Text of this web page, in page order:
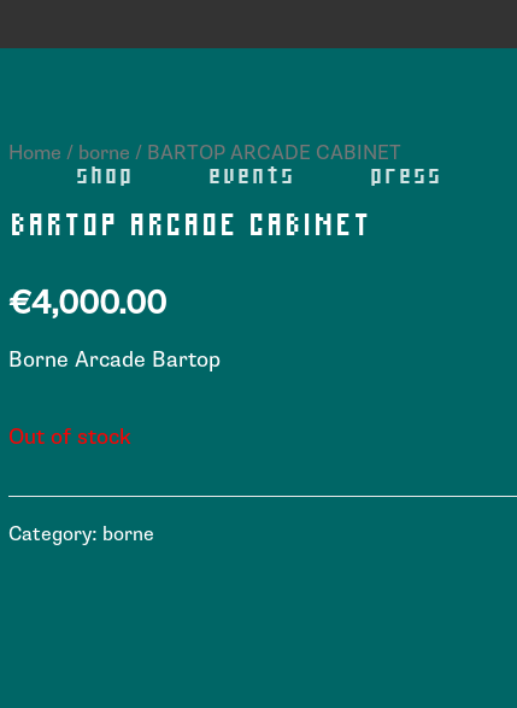
shop events press
Home / borne / BARTOP ARCADE CABINET
BARTOP ARCADE CABINET
€4,000.00
Borne Arcade Bartop
Out of stock
Category: borne